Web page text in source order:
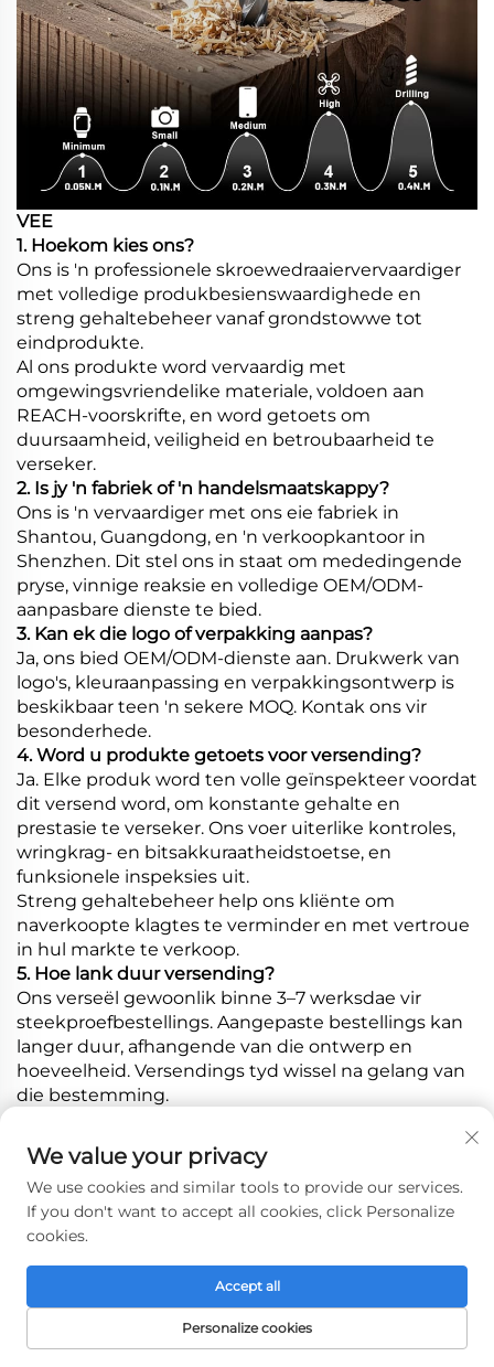
VEE
1. Hoekom kies ons?
Ons is 'n professionele skroewedraaiervervaardiger
met volledige produkbesienswaardighede en
streng gehaltebeheer vanaf grondstowwe tot
eindprodukte.
Al ons produkte word vervaardig met
omgewingsvriendelike materiale, voldoen aan
REACH-voorskrifte, en word getoets om
duursaamheid, veiligheid en betroubaarheid te
verseker.
2. Is jy 'n fabriek of 'n handelsmaatskappy?
Ons is 'n vervaardiger met ons eie fabriek in
Shantou, Guangdong, en 'n verkoopkantoor in
Shenzhen. Dit stel ons in staat om mededingende
pryse, vinnige reaksie en volledige OEM/ODM-
aanpasbare dienste te bied.
3. Kan ek die logo of verpakking aanpas?
Ja, ons bied OEM/ODM-dienste aan. Drukwerk van
logo's, kleuraanpassing en verpakkingsontwerp is
beskikbaar teen 'n sekere MOQ. Kontak ons vir
besonderhede.
4. Word u produkte getoets voor versending?
Ja. Elke produk word ten volle geïnspekteer voordat
dit versend word, om konstante gehalte en
prestasie te verseker. Ons voer uiterlike kontroles,
wringkrag- en bitsakkuraatheidstoetse, en
funksionele inspeksies uit.
Streng gehaltebeheer help ons kliënte om
naverkoopte klagtes te verminder en met vertroue
in hul markte te verkoop.
5. Hoe lank duur versending?
Ons verseël gewoonlik binne 3–7 werksdae vir
steekproefbestellings. Aangepaste bestellings kan
langer duur, afhangende van die ontwerp en
hoeveelheid. Versendings tyd wissel na gelang van
die bestemming.
We value your privacy
We use cookies and similar tools to provide our services.
If you don't want to accept all cookies, click Personalize
cookies.
Personalize cookies
Accept all